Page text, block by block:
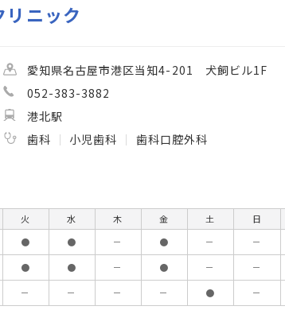
リニック
愛知県名古屋市港区当知4-201 犬飼ビル1F
052-383-3882
港北駅
歯科
小児歯科 歯科口腔外科
火 水 木 金 土 日
● ● － ● － －
● ● － ● － －
－ － － － ● －